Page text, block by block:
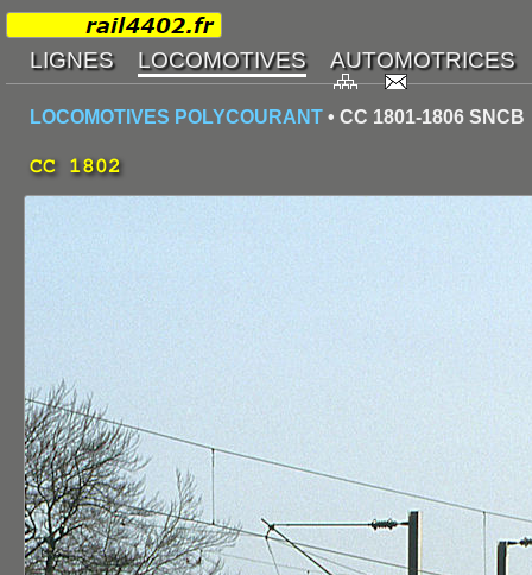
LOCOMOTIVES POLYCOURANT • CC 1801-1806 SNCB
CC 1802